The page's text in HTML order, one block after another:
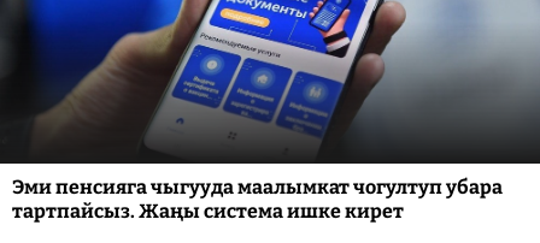
Эми пенсияга чыгууда маалымкат чогултуп убара
тартпайсыз. Жаңы система ишке кирет